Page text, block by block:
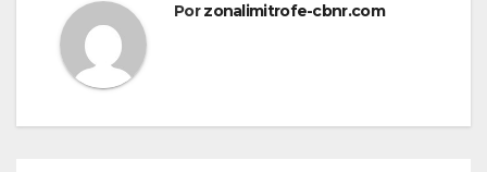
Porzonalimitrofe-cbnr.com